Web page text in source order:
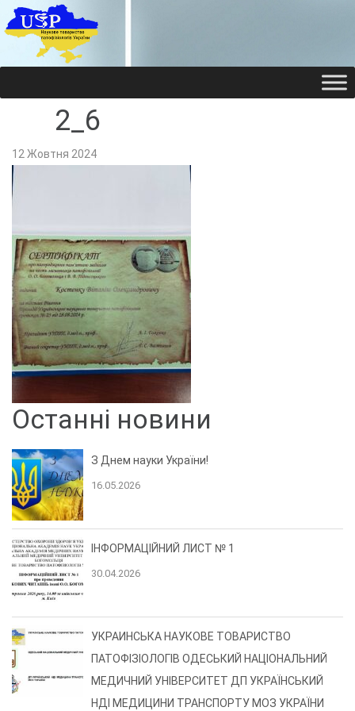
НАУКОВЕ
НАУКОВЕ
2_6
12 Жовтня 2024
Останні новини
З Днем науки України!
16.05.2026
ІНФОРМАЦІЙНИЙ ЛИСТ № 1
30.04.2026
УКРАИНСЬКА НАУКОВЕ ТОВАРИСТВО
ПАТОФІЗІОЛОГІВ ОДЕСЬКИЙ НАЦІОНАЛЬНИЙ
МЕДИЧНИЙ УНІВЕРСИТЕТ ДП УКРАЇНСЬКИЙ
НДІ МЕДИЦИНИ ТРАНСПОРТУ МОЗ УКРАЇНИ